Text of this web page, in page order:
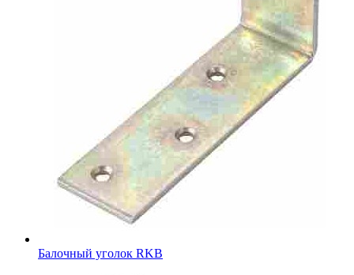
Балочный уголок RKB